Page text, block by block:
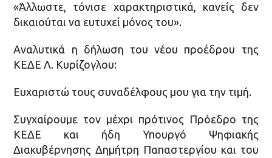
«Άλλωστε, τόνισε χαρακτηριστικά, κανείς δεν
δικαιούται να ευτυχεί μόνος του».
Αναλυτικά η δήλωση του νέου προέδρου της
ΚΕΔΕ Λ. Κυρίζογλου:
Ευχαριστώ τους συναδέλφους μου για την τιμή.
Συγχαίρουμε τον μέχρι πρότινος Πρόεδρο της
ΚΕΔΕ και ήδη Υπουργό Ψηφιακής
Διακυβέρνησης Δημήτρη Παπαστεργίου και του